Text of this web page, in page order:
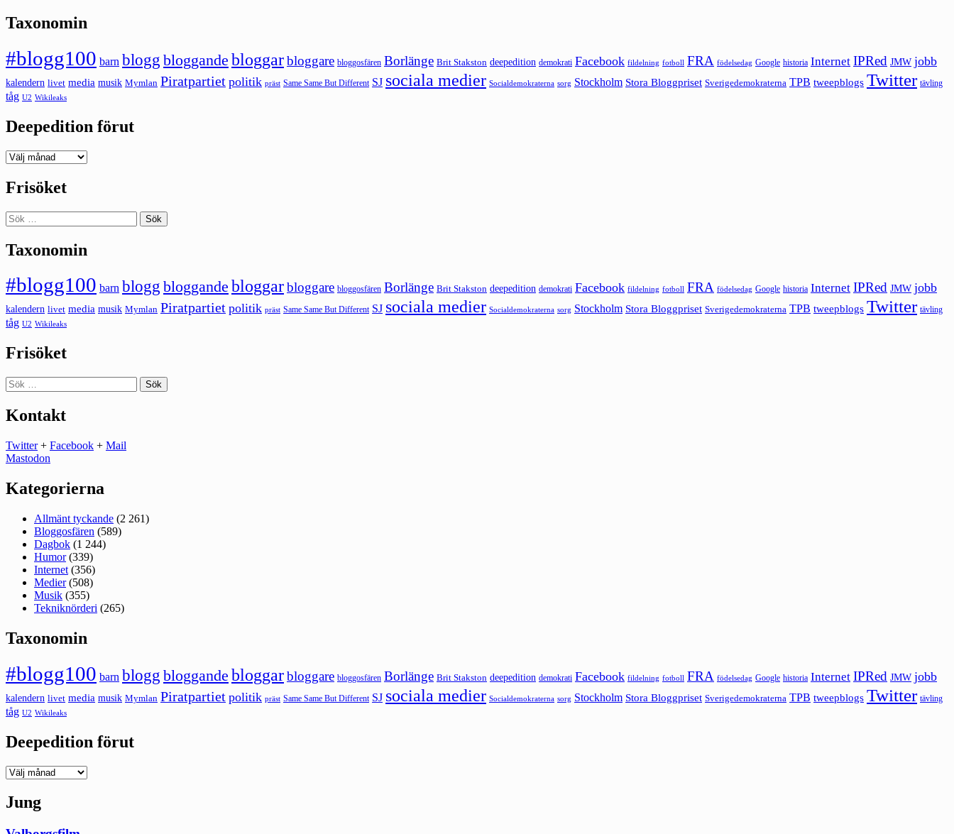
Taxonomin
#blogg100 barn blogg bloggande bloggarbloggare bloggosfären Borlänge Brit Stakston deepedition demokrati Facebook fildelning fotboll FRA födelsedag Google historia Internet IPRed JMW jobb
kalendern livet media musik Mymlan Piratpartiet politik präst Same Same But Different SJ sociala medier Socialdemokraterna sorg Stockholm Stora Bloggpriset Sverigedemokraterna TPB tweepblogs Twitter tävling
tåg U2 Wikileaks
Deepedition förut
Deepedition
Frisöket
Sök
efter:
Taxonomin
#blogg100 barn blogg bloggande bloggarbloggare bloggosfären Borlänge Brit Stakston deepedition demokrati Facebook fildelning fotboll FRA födelsedag Google historia Internet IPRed JMW jobb
kalendern livet media musik Mymlan Piratpartiet politik präst Same Same But Different SJ sociala medier Socialdemokraterna sorg Stockholm Stora Bloggpriset Sverigedemokraterna TPB tweepblogs Twitter tävling
tåg U2 Wikileaks
Frisöket
Sök
efter:
Kontakt
Twitter+ Facebook + Mail
Mastodon
Kategorierna
Allmänt tyckande (2 261)
Bloggosfären (589)
Dagbok (1 244)
Humor(339)
Internet (356)
Medier(508)
Musik (355)
Tekniknörderi (265)
Taxonomin
#blogg100 barn blogg bloggande bloggarbloggare bloggosfären Borlänge Brit Stakston deepedition demokrati Facebook fildelning fotboll FRA födelsedag Google historia Internet IPRed JMW jobb
kalendern livet media musik Mymlan Piratpartiet politik präst Same Same But Different SJ sociala medier Socialdemokraterna sorg Stockholm Stora Bloggpriset Sverigedemokraterna TPB tweepblogs Twitter tävling
tåg U2 Wikileaks
Deepedition förut
Deepedition
Jung